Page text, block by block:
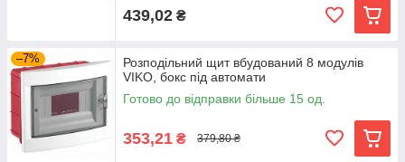
439,02 ₴
–7%
Розподільний щит вбудований 8 модулів
VIKO, бокс під автомати
Готово до відправки більше 15 од.
353,21 ₴ 379,80 ₴